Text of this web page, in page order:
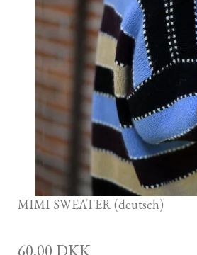
MIMI SWEATER (deutsch)
60,00 DKK